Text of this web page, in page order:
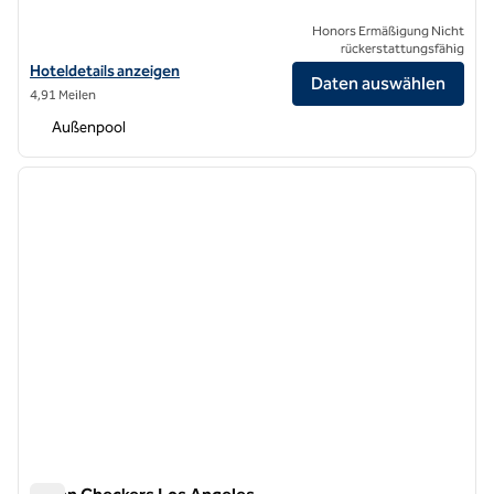
Hoteldetails für das Hilton Arcadia Los Angeles anzeigen
Hoteldetails anzeigen
4,91 Meilen
Honors Ermäßigung Nicht
rückerstattungsfähig
Daten auswählen
Außenpool
1 von 12